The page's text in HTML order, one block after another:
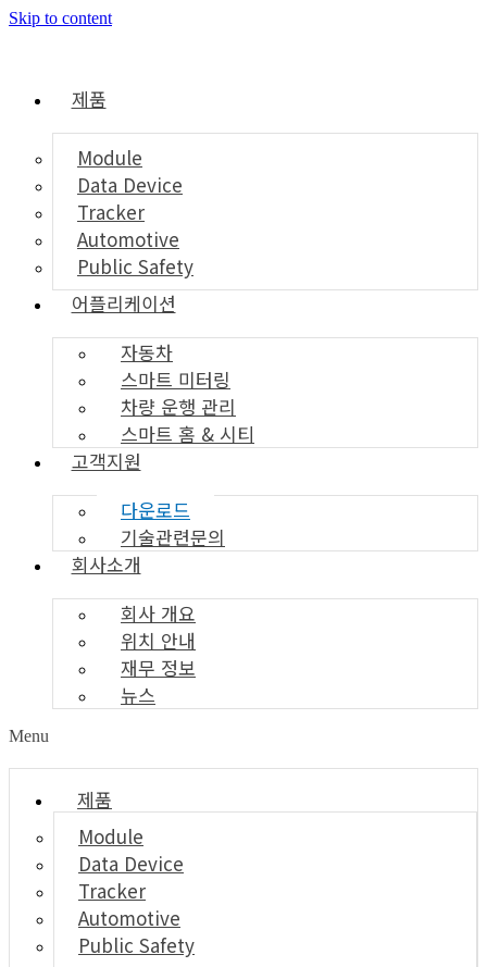
Skip to content
제품
Module
Data Device
Tracker
Automotive
Public Safety
어플리케이션
자동차
스마트 미터링
차량 운행 관리
스마트 홈 & 시티
고객지원
다운로드
기술관련문의
회사소개
회사 개요
위치 안내
재무 정보
뉴스
Menu
제품
Module
Data Device
Tracker
Automotive
Public Safety